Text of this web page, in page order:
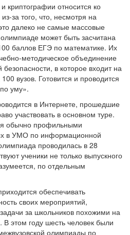
криптографии относится ко
за того, что, несмотря на
далеко не самые массовые
может быть засчитана
баллов ЕГЭ по математике. Их
методическое объединение
в которое входит на
вузов. Готовится и проводится
уму».
в Интернете, прошедшие
участвовать в основном туре.
обычно профильными
в УМО по информационной
проводилась в 28
ученики не только выпускного
по отдельным
обеспечивать
своих мероприятий,
за школьников похожими на
этом году шесть человек были
олимпиады по